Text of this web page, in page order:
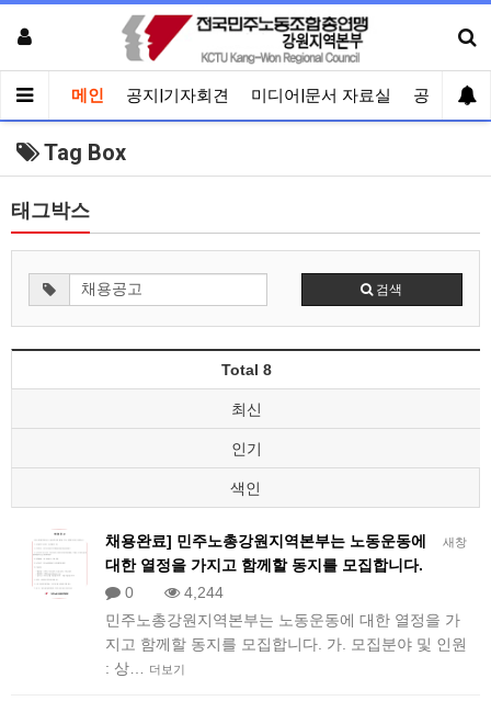
메인 공지|기자회견 미디어|문서 자료실 공유게시
Tag Box
태그박스
검색
Total 8
최신
인기
색인
새창
채용완료] 민주노총강원지역본부는 노동운동에
대한 열정을 가지고 함께할 동지를 모집합니다.
0
4,244
민주노총강원지역본부는 노동운동에 대한 열정을 가
지고 함께할 동지를 모집합니다. 가. 모집분야 및 인원
: 상…
더보기